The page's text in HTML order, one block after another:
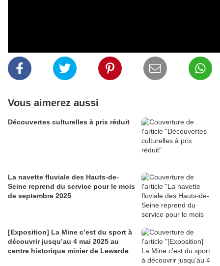
Vous aimerez aussi
Découvertes culturelles à prix réduit
La navette fluviale des Hauts-de-
Seine reprend du service pour le mois
de septembre 2025
[Exposition] La Mine c’est du sport à
découvrir jusqu’au 4 mai 2025 au
centre historique minier de Lewarde